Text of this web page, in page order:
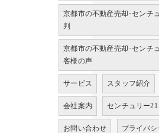
京都市の不動産売却･センチ
判
京都市の不動産売却･センチ
客様の声
サービス スタッフ紹介
会社案内 センチュリー21
お問い合わせ プライバ